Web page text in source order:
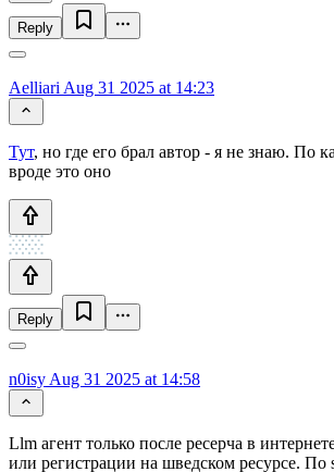
Reply
Aelliari Aug 31 2025 at 14:23
Тут, но где его брал автор - я не знаю. По
вроде это оно
Reply
n0isy Aug 31 2025 at 14:58
Llm агент только после ресерча в
или регистрации на шведском ресурсе. По